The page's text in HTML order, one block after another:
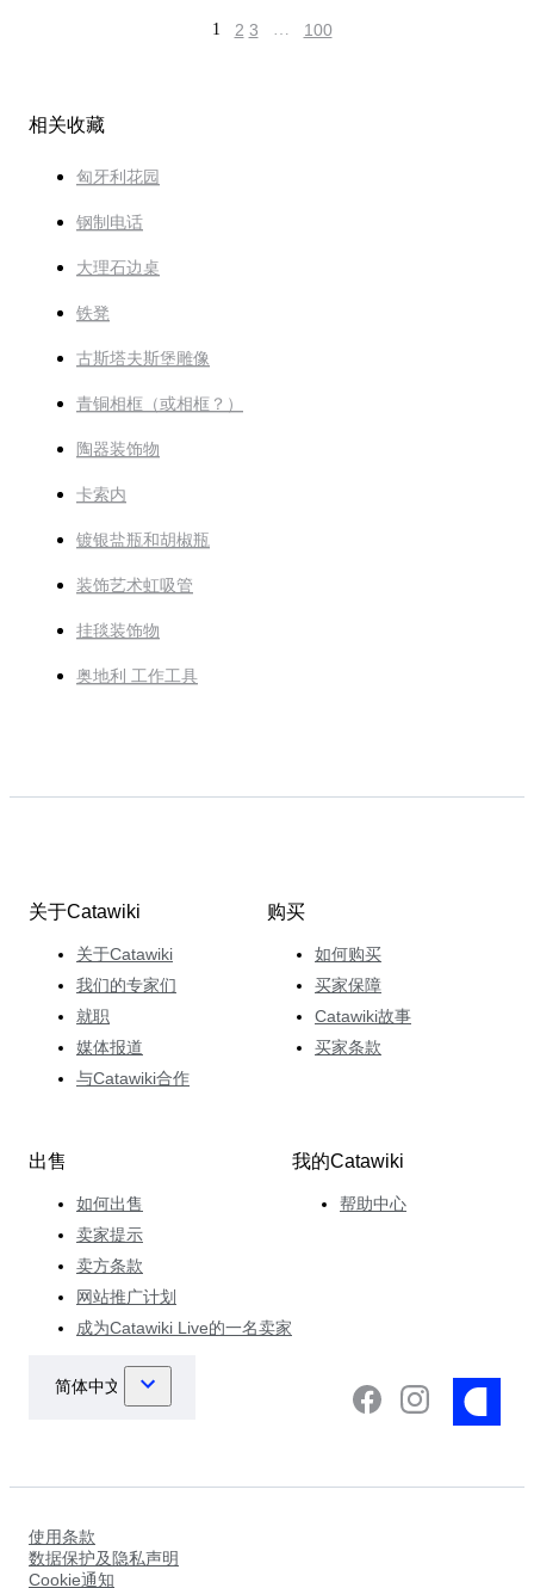
1 2 3 … 100
相关收藏
匈牙利花园
钢制电话
大理石边桌
铁凳
古斯塔夫斯堡雕像
青铜相框（或相框？）
陶器装饰物
卡索内
镀银盐瓶和胡椒瓶
装饰艺术虹吸管
挂毯装饰物
奥地利 工作工具
关于Catawiki
关于Catawiki
我们的专家们
就职
媒体报道
与Catawiki合作
购买
如何购买
买家保障
Catawiki故事
买家条款
出售
如何出售
卖家提示
卖方条款
网站推广计划
成为Catawiki Live的一名卖家
我的Catawiki
帮助中心
使用条款
数据保护及隐私声明
Cookie通知